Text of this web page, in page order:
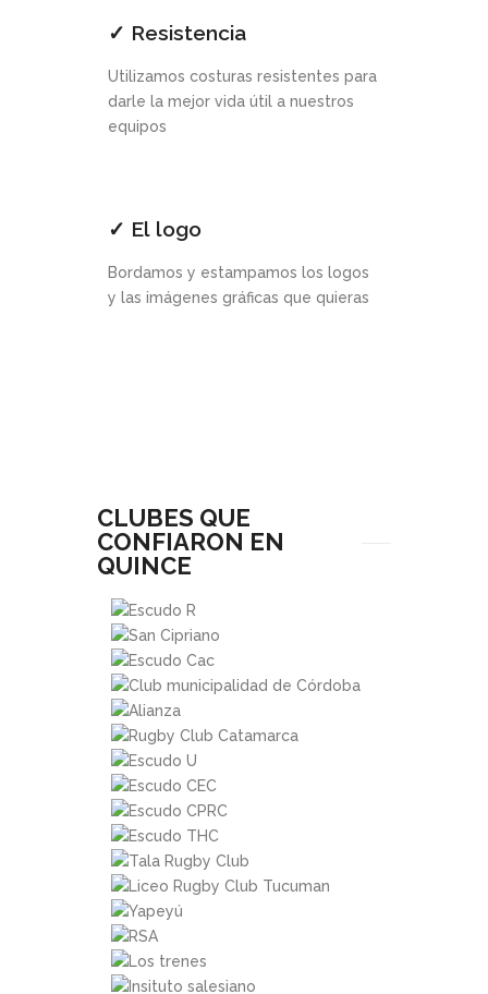
✓ Resistencia
Utilizamos costuras resistentes para
darle la mejor vida útil a nuestros
equipos
✓ El logo
Bordamos y estampamos los logos
y las imágenes gráficas que quieras
CLUBES QUE
CONFIARON EN
QUINCE